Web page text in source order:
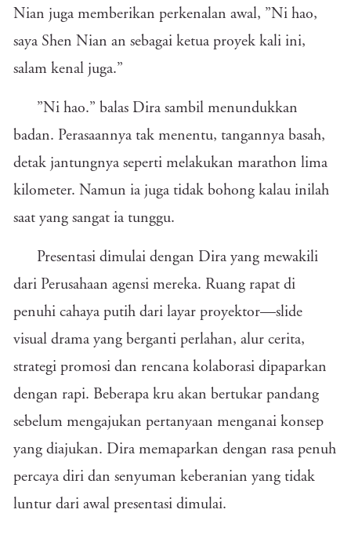
Nian juga memberikan perkenalan awal, ”Ni hao,
saya Shen Nian an sebagai ketua proyek kali ini,
salam kenal juga.”
”Ni hao.” balas Dira sambil menundukkan
badan. Perasaannya tak menentu, tangannya basah,
detak jantungnya seperti melakukan marathon lima
kilometer. Namun ia juga tidak bohong kalau inilah
saat yang sangat ia tunggu.
Presentasi dimulai dengan Dira yang mewakili
dari Perusahaan agensi mereka. Ruang rapat di
penuhi cahaya putih dari layar proyektor—slide
visual drama yang berganti perlahan, alur cerita,
strategi promosi dan rencana kolaborasi dipaparkan
dengan rapi. Beberapa kru akan bertukar pandang
sebelum mengajukan pertanyaan menganai konsep
yang diajukan. Dira memaparkan dengan rasa penuh
percaya diri dan senyuman keberanian yang tidak
luntur dari awal presentasi dimulai.